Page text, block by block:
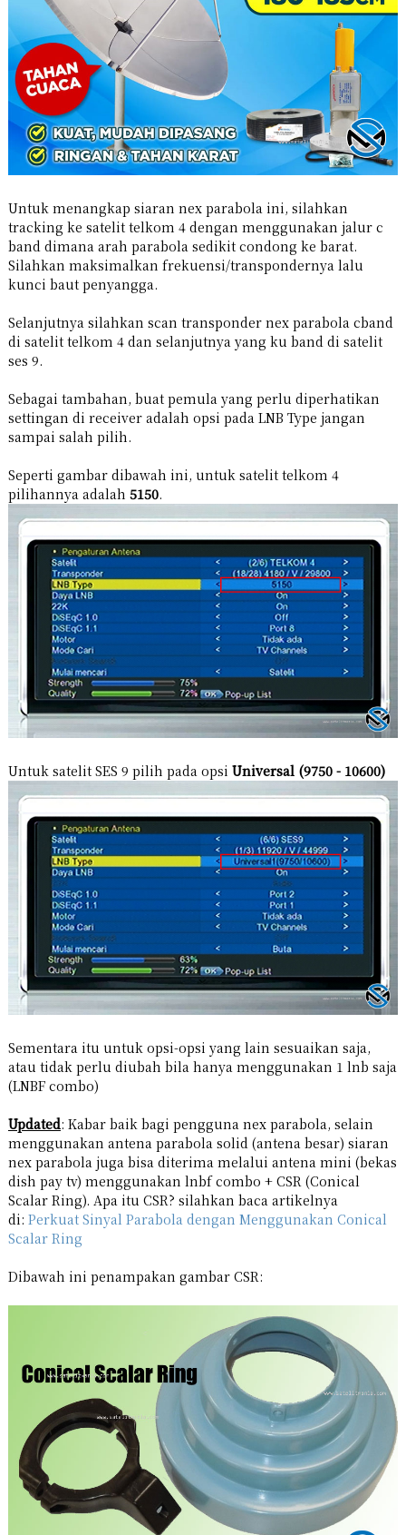
Untuk menangkap siaran nex parabola ini, silahkan
tracking ke satelit telkom 4 dengan menggunakan jalur c
band dimana arah parabola sedikit condong ke barat.
Silahkan maksimalkan frekuensi/transpondernya lalu
kunci baut penyangga.
Selanjutnya silahkan scan transponder nex parabola cband
di satelit telkom 4 dan selanjutnya yang ku band di satelit
ses 9.
Sebagai tambahan, buat pemula yang perlu diperhatikan
settingan di receiver adalah opsi pada LNB Type jangan
sampai salah pilih.
Seperti gambar dibawah ini, untuk satelit telkom 4
pilihannya adalah 5150.
Untuk satelit SES 9 pilih pada opsi Universal (9750 - 10600)
Sementara itu untuk opsi-opsi yang lain sesuaikan saja,
atau tidak perlu diubah bila hanya menggunakan 1 lnb saja
(LNBF combo)
Updated: Kabar baik bagi pengguna nex parabola, selain
menggunakan antena parabola solid (antena besar) siaran
nex parabola juga bisa diterima melalui antena mini (bekas
dish pay tv) menggunakan lnbf combo + CSR (Conical
Scalar Ring). Apa itu CSR? silahkan baca artikelnya
di: Perkuat Sinyal Parabola dengan Menggunakan Conical
Scalar Ring
Dibawah ini penampakan gambar CSR: